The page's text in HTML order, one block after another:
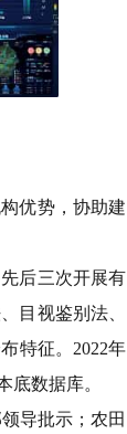
优势，协助建
后三次开展有
目视鉴别法、
特征。 2022年
底数据库。
领导批示；农田